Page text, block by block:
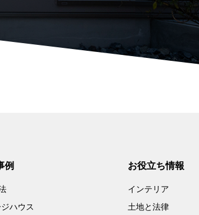
例
ハウス
お役立ち情報
インテリア
土地と法律